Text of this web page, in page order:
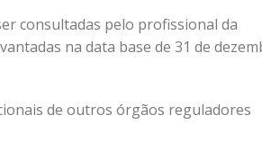
consultadas pelo profissional da
na data base de 31 de
de outros órgãos reguladores